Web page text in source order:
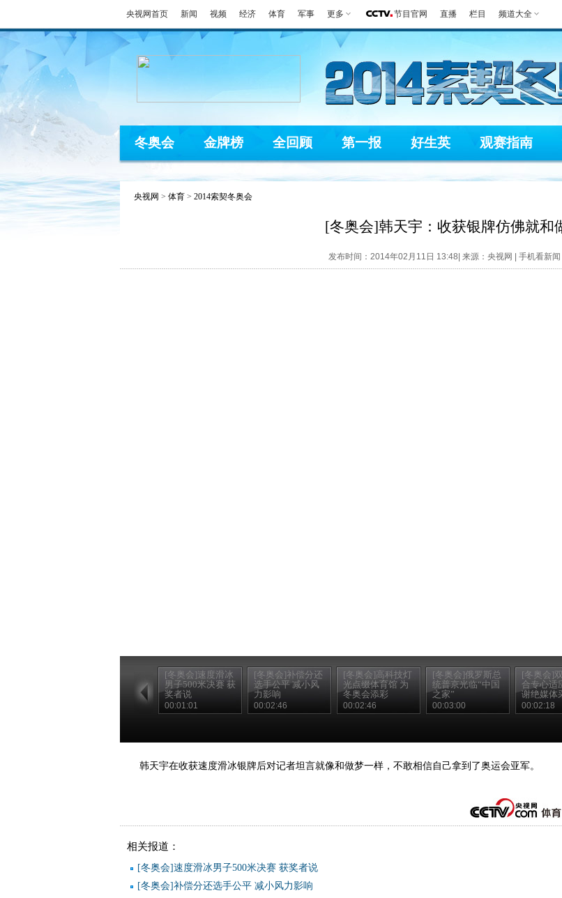
央视网首页 新闻 视频 经济 体育 军事 更多 节目官网 直播 栏目 频道大全
冬奥会 金牌榜 全回顾 第一报 好生英 观赛指南
央视网 > 体育 > 2014索契冬奥会
[冬奥会]韩天宇：收获银牌仿佛就和
发布时间：2014年02月11日 13:48| 来源：央视网 | 手机看新闻
[冬奥会]速度滑冰
男子500米决赛 获
奖者说
00:01:01
[冬奥会]补偿分还
选手公平 减小风
力影响
00:02:46
[冬奥会]高科技灯
光点缀体育馆 为
冬奥会添彩
00:02:46
[冬奥会]俄罗斯总
统普京光临“中国
之家”
00:03:00
[冬奥会]
合专心适
谢绝媒体
00:02:18
韩天宇在收获速度滑冰银牌后对记者坦言就像和做梦一样，不敢相信自己拿到了奥运会亚军。
相关报道：
[冬奥会]速度滑冰男子500米决赛 获奖者说
[冬奥会]补偿分还选手公平 减小风力影响